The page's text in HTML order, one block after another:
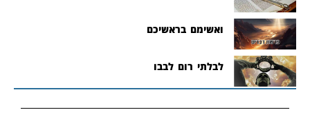
ואשימם בראשיכם
לבלתי רום לבבו